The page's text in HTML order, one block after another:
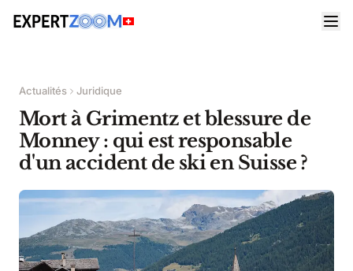
Actualités Juridique
Mort à Grimentz et blessure de
Monney : qui est responsable
d'un accident de ski en Suisse ?